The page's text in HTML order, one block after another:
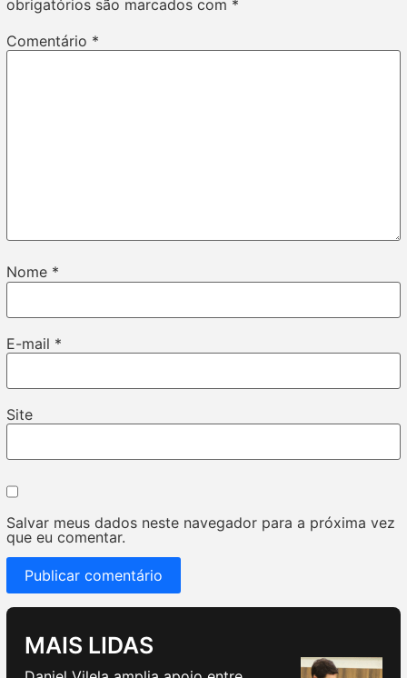
obrigatórios são marcados com *
Comentário *
Nome *
E-mail *
Site
Salvar meus dados neste navegador para a próxima vez
que eu comentar.
MAIS LIDAS